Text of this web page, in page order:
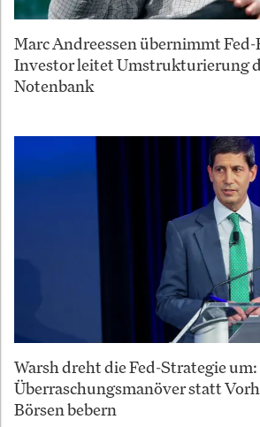
Marc Andreessen übernimmt
Investor leitet Umstrukturierung
Notenbank
Warsh dreht die Fed-Strategie um:
Überraschungsmanöver statt
Börsen bebern